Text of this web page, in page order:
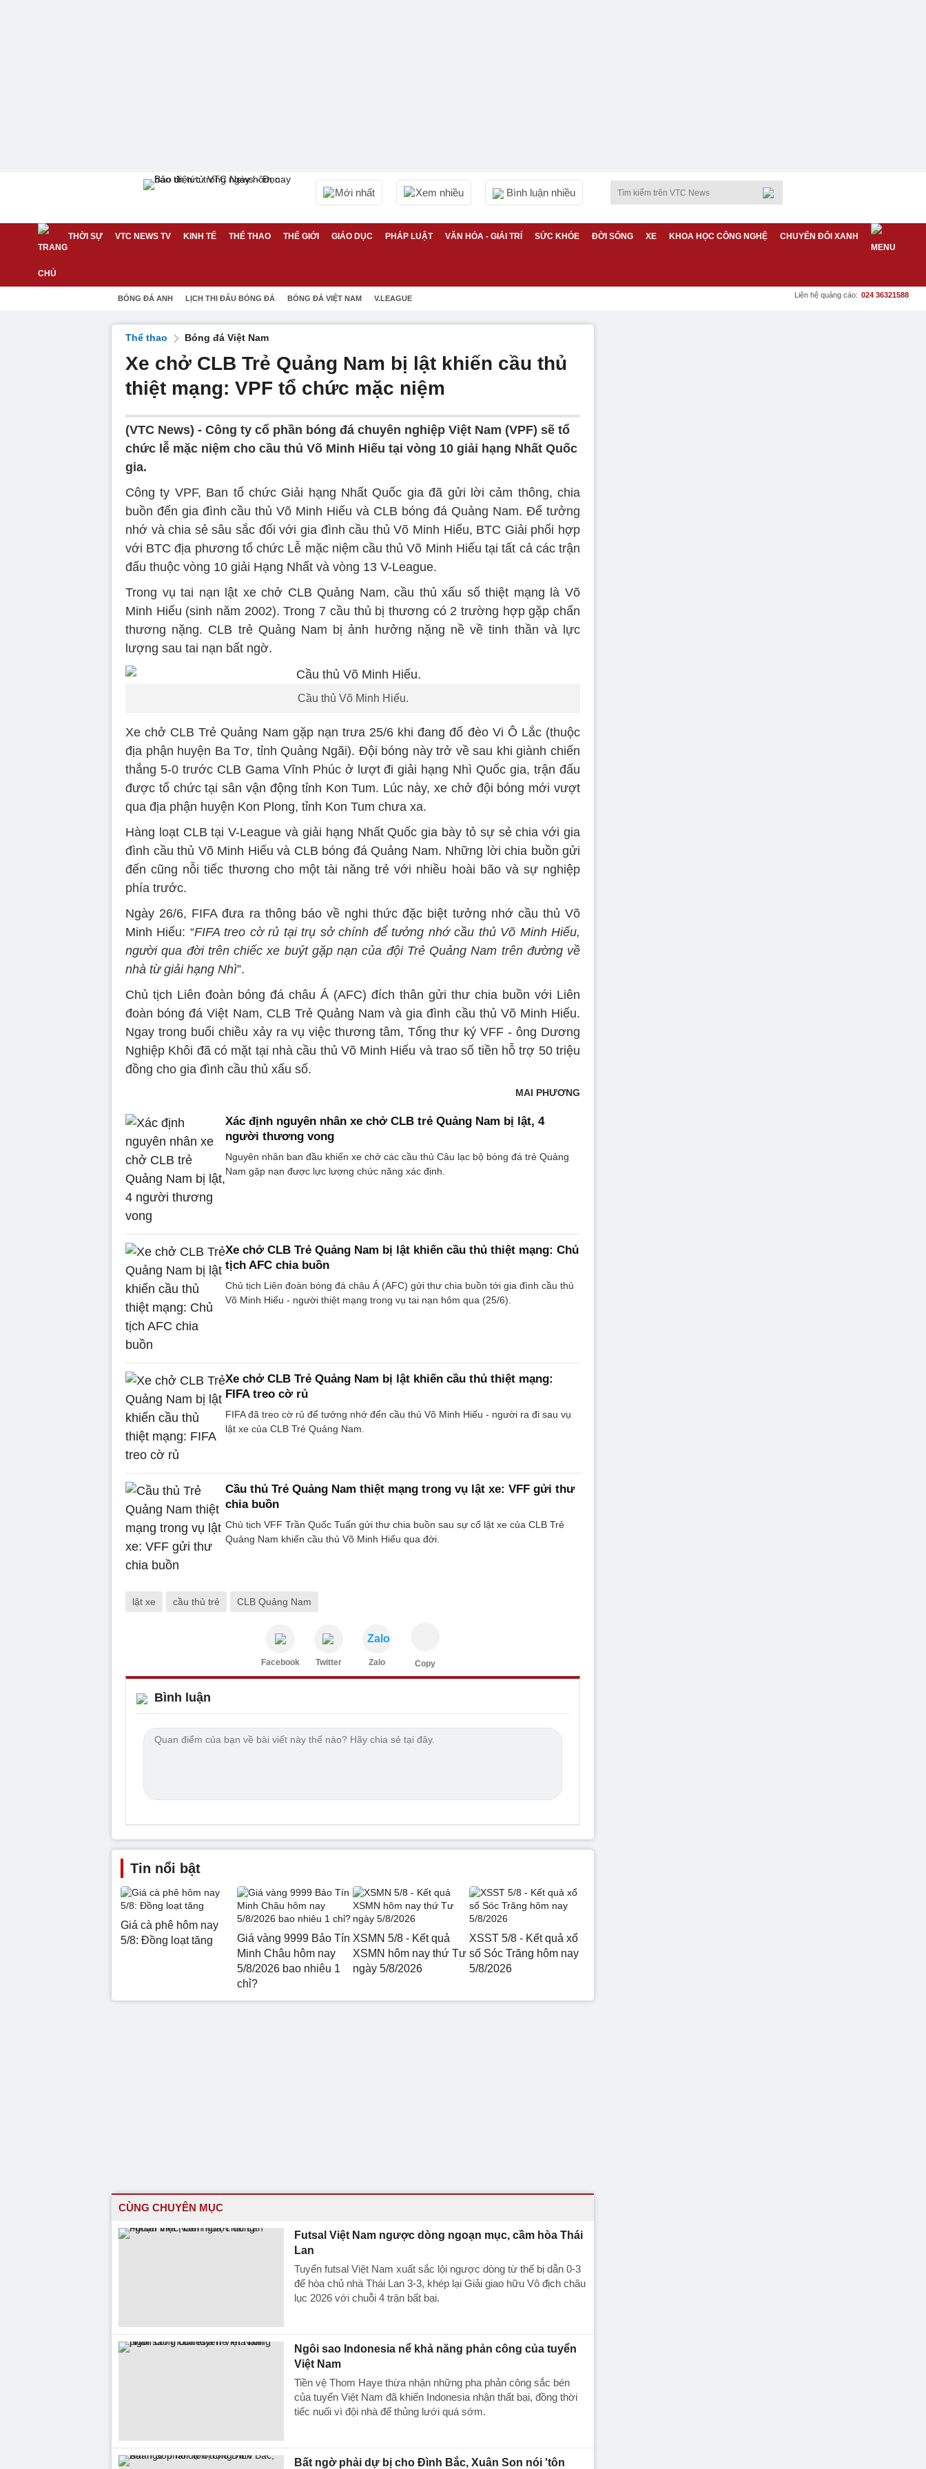
Mới nhất Xem nhiều Bình luận nhiều
THỜI SỰ VTC NEWS TV KINH TẾ THỂ THAO THẾ GIỚI GIÁO DỤC PHÁP LUẬT VĂN HÓA - GIẢI TRÍ SỨC KHỎE ĐỜI SỐNG XE KHOA HỌC CÔNG NGHỆ CHUYỂN ĐỔI XANH
BÓNG ĐÁ ANH LỊCH THI ĐẤU BÓNG ĐÁ BÓNG ĐÁ VIỆT NAM V.LEAGUE Liên hệ quảng cáo: 024 36321588
Thể thao Bóng đá Việt Nam
Xe chở CLB Trẻ Quảng Nam bị lật khiến cầu thủ
thiệt mạng: VPF tổ chức mặc niệm
(VTC News) - Công ty cổ phần bóng đá chuyên nghiệp Việt Nam (VPF) sẽ tổ
chức lễ mặc niệm cho cầu thủ Võ Minh Hiếu tại vòng 10 giải hạng Nhất Quốc
gia.
Công ty VPF, Ban tổ chức Giải hạng Nhất Quốc gia đã gửi lời cảm thông, chia
buồn đến gia đình cầu thủ Võ Minh Hiếu và CLB bóng đá Quảng Nam. Để tưởng
nhớ và chia sẻ sâu sắc đối với gia đình cầu thủ Võ Minh Hiếu, BTC Giải phối hợp
với BTC địa phương tổ chức Lễ mặc niệm cầu thủ Võ Minh Hiếu tại tất cả các trận
đấu thuộc vòng 10 giải Hạng Nhất và vòng 13 V-League.
Trong vụ tai nạn lật xe chở CLB Quảng Nam, cầu thủ xấu số thiệt mạng là Võ
Minh Hiếu (sinh năm 2002). Trong 7 cầu thủ bị thương có 2 trường hợp gặp chấn
thương nặng. CLB trẻ Quảng Nam bị ảnh hưởng nặng nề về tinh thần và lực
lượng sau tai nạn bất ngờ.
Cầu thủ Võ Minh Hiếu.
Xe chở CLB Trẻ Quảng Nam gặp nạn trưa 25/6 khi đang đổ đèo Vi Ô Lắc (thuộc
địa phận huyện Ba Tơ, tỉnh Quảng Ngãi). Đội bóng này trở về sau khi giành chiến
thắng 5-0 trước CLB Gama Vĩnh Phúc ở lượt đi giải hạng Nhì Quốc gia, trận đấu
được tổ chức tại sân vận động tỉnh Kon Tum. Lúc này, xe chở đội bóng mới vượt
qua địa phận huyện Kon Plong, tỉnh Kon Tum chưa xa.
Hàng loạt CLB tại V-League và giải hạng Nhất Quốc gia bày tỏ sự sẻ chia với gia
đình cầu thủ Võ Minh Hiếu và CLB bóng đá Quảng Nam. Những lời chia buồn gửi
đến cũng nỗi tiếc thương cho một tài năng trẻ với nhiều hoài bão và sự nghiệp
phía trước.
Ngày 26/6, FIFA đưa ra thông báo về nghi thức đặc biệt tưởng nhớ cầu thủ Võ
Minh Hiếu: “FIFA treo cờ rủ tại trụ sở chính để tưởng nhớ cầu thủ Võ Minh Hiếu,
người qua đời trên chiếc xe buýt gặp nạn của đội Trẻ Quảng Nam trên đường về
nhà từ giải hạng Nhì”.
Chủ tịch Liên đoàn bóng đá châu Á (AFC) đích thân gửi thư chia buồn với Liên
đoàn bóng đá Việt Nam, CLB Trẻ Quảng Nam và gia đình cầu thủ Võ Minh Hiếu.
Ngay trong buổi chiều xảy ra vụ việc thương tâm, Tổng thư ký VFF - ông Dương
Nghiệp Khôi đã có mặt tại nhà cầu thủ Võ Minh Hiếu và trao số tiền hỗ trợ 50 triệu
đồng cho gia đình cầu thủ xấu số.
MAI PHƯƠNG
Xác định nguyên nhân xe chở CLB trẻ Quảng Nam bị lật, 4
người thương vong
Nguyên nhân ban đầu khiến xe chở các cầu thủ Câu lạc bộ bóng đá trẻ Quảng
Nam gặp nạn được lực lượng chức năng xác định.
Xe chở CLB Trẻ Quảng Nam bị lật khiến cầu thủ thiệt mạng: Chủ
tịch AFC chia buồn
Chủ tịch Liên đoàn bóng đá châu Á (AFC) gửi thư chia buồn tới gia đình cầu thủ
Võ Minh Hiếu - người thiệt mạng trong vụ tai nạn hôm qua (25/6).
Xe chở CLB Trẻ Quảng Nam bị lật khiến cầu thủ thiệt mạng:
FIFA treo cờ rủ
FIFA đã treo cờ rủ để tưởng nhớ đến cầu thủ Võ Minh Hiếu - người ra đi sau vụ
lật xe của CLB Trẻ Quảng Nam.
Cầu thủ Trẻ Quảng Nam thiệt mạng trong vụ lật xe: VFF gửi thư
chia buồn
Chủ tịch VFF Trần Quốc Tuấn gửi thư chia buồn sau sự cố lật xe của CLB Trẻ
Quảng Nam khiến cầu thủ Võ Minh Hiếu qua đời.
lật xe cầu thủ trẻ CLB Quảng Nam
Facebook Twitter
Zalo
Zalo Copy
Bình luận
Tin nổi bật
Giá cà phê hôm nay
5/8: Đồng loạt tăng
Giá vàng 9999 Bảo Tín
Minh Châu hôm nay
5/8/2026 bao nhiêu 1
chỉ?
XSMN 5/8 - Kết quả
XSMN hôm nay thứ Tư
ngày 5/8/2026
XSST 5/8 - Kết quả xổ
số Sóc Trăng hôm nay
5/8/2026
CÙNG CHUYÊN MỤC
Futsal Việt Nam ngược dòng ngoạn mục, cầm hòa Thái
Lan
Tuyển futsal Việt Nam xuất sắc lội ngược dòng từ thế bị dẫn 0-3
để hòa chủ nhà Thái Lan 3-3, khép lại Giải giao hữu Vô địch châu
lục 2026 với chuỗi 4 trận bất bại.
Ngôi sao Indonesia nể khả năng phản công của tuyển
Việt Nam
Tiền vệ Thom Haye thừa nhận những pha phản công sắc bén
của tuyển Việt Nam đã khiến Indonesia nhận thất bại, đồng thời
tiếc nuối vì đội nhà để thủng lưới quá sớm.
Bất ngờ phải dự bị cho Đình Bắc, Xuân Son nói 'tôn